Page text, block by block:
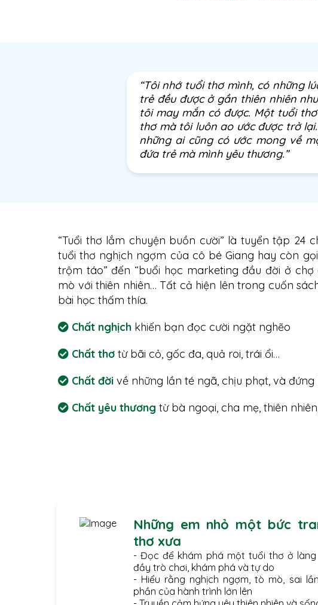
“Tôi nhớ tuổi thơ mình, có những
trẻ đều được ở gần thiên nhiên
tôi may mắn có được. Một tuổi
thơ mà tôi luôn ao ước được trở
những ai cũng có ước mong về
đứa trẻ mà mình yêu thương.”
“Tuổi thơ lắm chuyện buồn cười” là tuyển tập 24
tuổi thơ nghịch ngợm của cô bé Giang hay còn
trộm táo” đến “buổi học marketing đầu đời ở
mò với thiên nhiên… Tất cả hiện lên trong cuốn
bài học thấm thía.
Chất nghịch khiến bạn đọc cười ngặt nghẽo
Chất thơ từ bãi cỏ, gốc đa, quả roi, trái ổi…
Chất đời về những lần té ngã, chịu phạt, và đứng
Chất yêu thương từ bà ngoại, cha mẹ, thiên
Những em nhỏ một bức
thơ xưa
- Đọc để khám phá một tuổi thơ ở làng
đầy trò chơi, khám phá và tự do
- Hiểu rằng nghịch ngợm, tò mò, sai
phần của hành trình lớn lên